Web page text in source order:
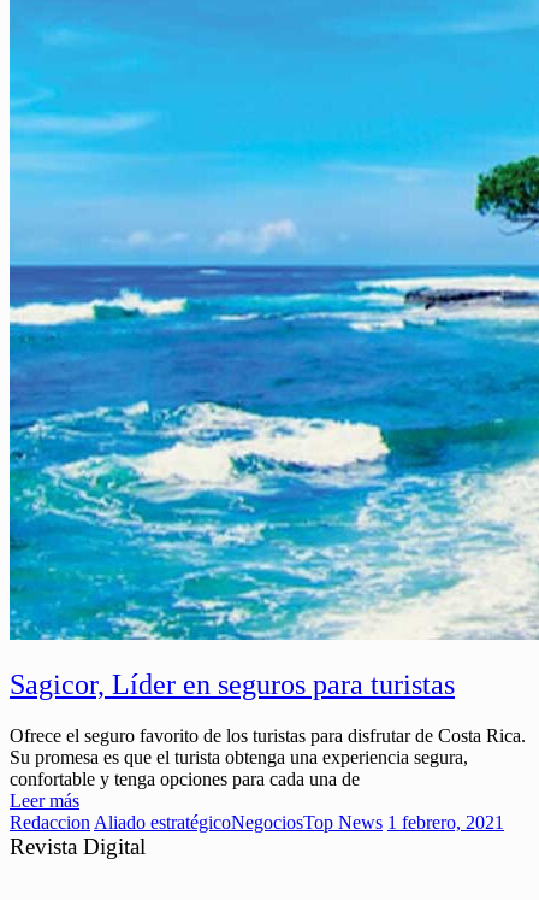
Sagicor, Líder en seguros para turistas
Ofrece el seguro favorito de los turistas para disfrutar de Costa Rica.
Su promesa es que el turista obtenga una experiencia segura,
confortable y tenga opciones para cada una de
Leer más
Redaccion Aliado estratégicoNegociosTop News 1 febrero, 2021
Revista Digital